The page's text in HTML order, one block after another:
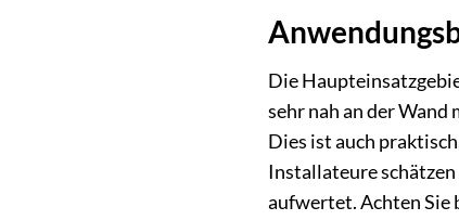
Die
sehr nah an der
Dies ist auch
Installateure
aufwertet. Achten Sie